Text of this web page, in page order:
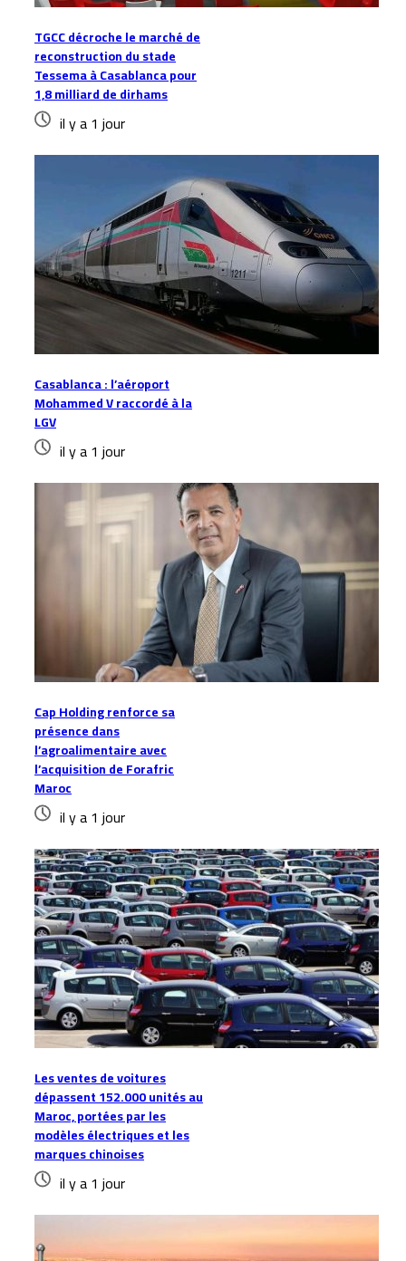
TGCC décroche le marché de
reconstruction du stade
Tessema à Casablanca pour
1,8 milliard de dirhams
il y a 1 jour
Casablanca : l’aéroport
Mohammed V raccordé à la
LGV
il y a 1 jour
Cap Holding renforce sa
présence dans
l’agroalimentaire avec
l’acquisition de Forafric
Maroc
il y a 1 jour
Les ventes de voitures
dépassent 152.000 unités au
Maroc, portées par les
modèles électriques et les
marques chinoises
il y a 1 jour